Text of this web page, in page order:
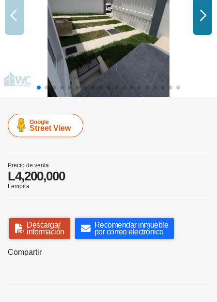
Google
Street View
Precio de venta
L4,200,000
Lempira
Descargar
información
Recomendar inmueble
por correo electrónico
Compartir